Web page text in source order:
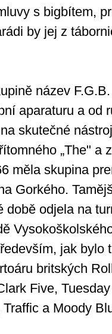
s bigbítem,
by jej z
název
aparaturu a od
skutečné
„The" a
měla skupina
Gorkého.
době odjela na
jak bylo
britských
Five,
a Moody